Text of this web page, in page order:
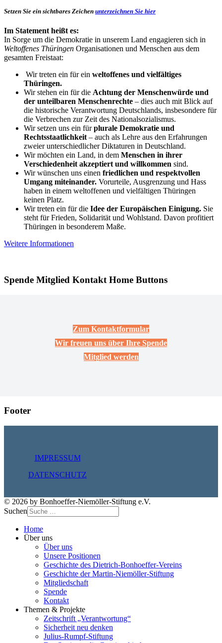
Setzen Sie ein sichtbares Zeichen unterzeichnen Sie hier
Im Statement heißt es:
In Sorge um die Demokratie in unserem Land engagieren sich in
Weltoffenes Thüringen Organisationen und Menschen aus dem
gesamten Freistaat:
Wir treten ein für ein weltoffenes und vielfältiges
Thüringen.
Wir stehen ein für die Achtung der Menschenwürde und
der unteilbaren Menschenrechte – dies auch mit Blick auf
die historische Verantwortung Deutschlands, insbesondere für
die Verbrechen zur Zeit des Nationalsozialismus.
Wir setzen uns ein fürplurale Demokratie und
Rechtsstaatlichkeit – auch als Lehre aus den Erfahrungen
zweier unterschiedlicher Diktaturen in Deutschland.
Wir möchten ein Land, in dem Menschen in ihrer
Verschiedenheit akzeptiert und willkommen sind.
Wir wünschen uns einen friedlichen und respektvollen
Umgang miteinander. Vorurteile, Ausgrenzung und Hass
haben in einem weltoffenen und vielfältigen Thüringen
keinen Platz.
Wir treten ein für die Idee der Europäischen Einigung. Sie
steht für Frieden, Solidarität und Wohlstand. Davon profitiert
Thüringen in besonderem Maße.
Weitere Informationen
Spende Mitglied Kontakt Home Buttons
Zum Kontaktformular
Wir freuen uns über Ihre Spende
Mitglied werden
Footer
IMPRESSUM
DATENSCHUTZ
© 2026 by Bonhoeffer-Niemöller-Stiftung e.V.
Suchen
Home
Über uns
Über uns
Unsere Positionen
Geschichte des Dietrich-Bonhoeffer-Vereins
Geschichte der Martin-Niemöller-Stiftung
Mitgliedschaft
Spende
Kontakt
Themen & Projekte
Zeitschrift „Verantwortung“
Sicherheit neu denken
Julius-Rumpf-Stiftung